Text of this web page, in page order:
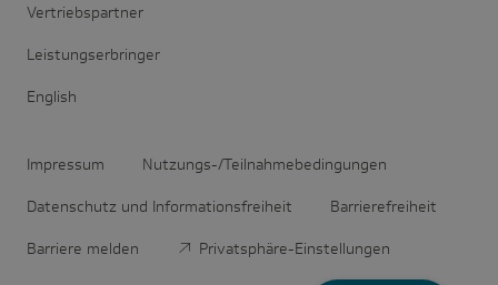
Vertriebspartner
Leistungserbringer
English
Impressum Nutzungs-/Teilnahmebedingungen
Datenschutz und Informationsfreiheit Barrierefreiheit
Barriere melden Privatsphäre-Einstellungen